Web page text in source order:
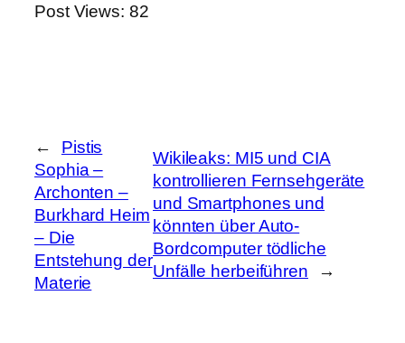
Post Views: 82
←
Pistis
Sophia –
Archonten –
Burkhard Heim
– Die
Entstehung der
Materie
Wikileaks: MI5 und CIA
kontrollieren Fernsehgeräte
und Smartphones und
könnten über Auto-
Bordcomputer tödliche
Unfälle herbeiführen
→